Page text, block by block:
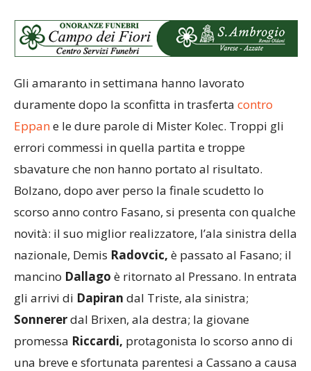
Gli amaranto in settimana hanno lavorato
duramente dopo la sconfitta in trasferta contro
Eppane le dure parole di Mister Kolec. Troppi gli
errori commessi in quella partita e troppe
sbavature che non hanno portato al risultato.
Bolzano, dopo aver perso la finale scudetto lo
scorso anno contro Fasano, si presenta con qualche
novità: il suo miglior realizzatore, l’ala sinistra della
nazionale, Demis Radovcic, è passato al Fasano; il
mancino Dallago è ritornato al Pressano. In entrata
gli arrivi di Dapiran dal Triste, ala sinistra;
Sonnererdal Brixen, ala destra; la giovane
promessa Riccardi, protagonista lo scorso anno di
una breve e sfortunata parentesi a Cassano a causa